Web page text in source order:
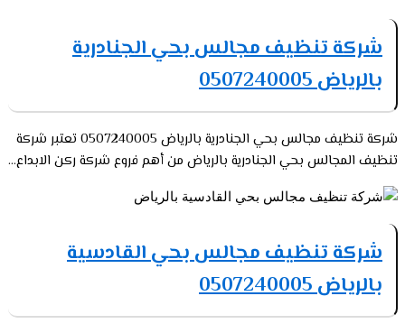
شركة تنظيف مجالس بحي الجنادرية
بالرياض 0507240005
شركة تنظيف مجالس بحي الجنادرية بالرياض 0507240005 تعتبر شركة
تنظيف المجالس بحي الجنادرية بالرياض من أهم فروع شركة ركن الابداع...
شركة تنظيف مجالس بحي القادسية
بالرياض 0507240005